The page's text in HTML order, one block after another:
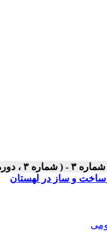
و ساز در لهستان